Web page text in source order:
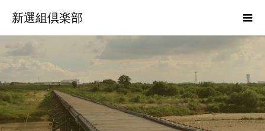
新選組倶楽部
歴史活